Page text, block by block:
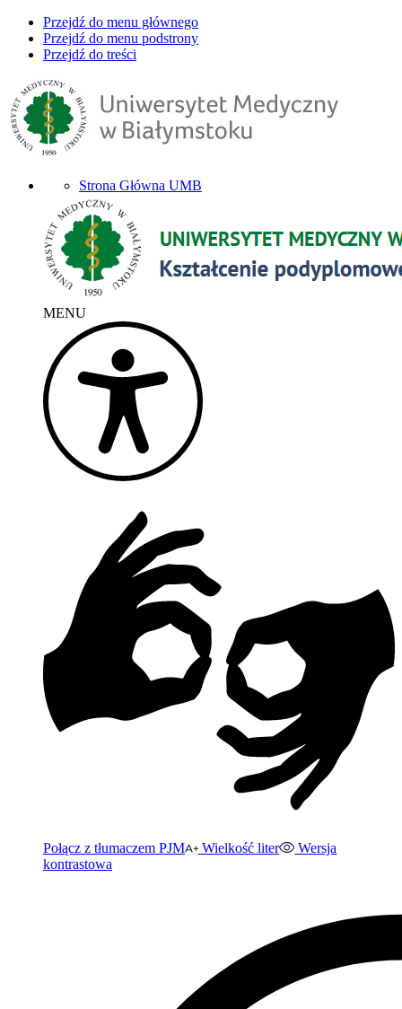
Przejdź do menu głównego
Przejdź do menu podstrony
Przejdź do treści
Strona Główna UMB
MENU
Połącz z tłumaczem PJM Wielkość liter
Wersja
kontrastowa